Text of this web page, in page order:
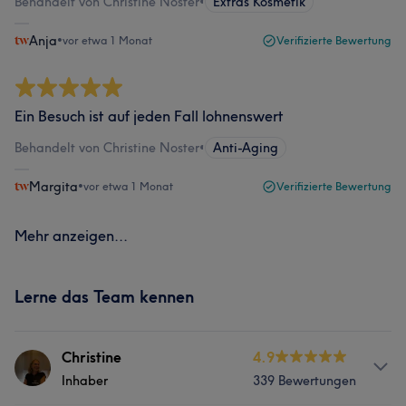
Anja•vor etwa 1 Monat Verifizierte Bewertung
Ein Besuch ist auf jeden Fall lohnenswert
Behandelt von Christine Noster• Anti-Aging
Margita•vor etwa 1 Monat Verifizierte Bewertung
Mehr anzeigen...
Lerne das Team kennen
Christine
Inhaber
4.9
339 Bewertungen